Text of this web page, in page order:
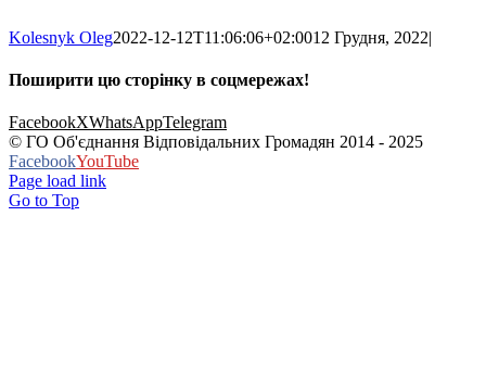
Kolesnyk Oleg2022-12-12T11:06:06+02:0012 Грудня, 2022|
Поширити цю сторінку в соцмережах!
FacebookXWhatsAppTelegram
© ГО Об'єднання Відповідальних Громадян 2014 - 2025
FacebookYouTube
Page load link
Go to Top